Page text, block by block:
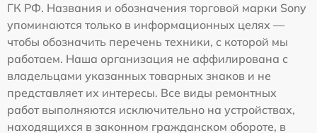
ГК РФ. Названия и обозначения торговой марки Sony
упоминаются только в информационных целях —
чтобы обозначить перечень техники, с которой мы
работаем. Наша организация не аффилирована с
владельцами указанных товарных знаков и не
представляет их интересы. Все виды ремонтных
работ выполняются исключительно на устройствах,
находящихся в законном гражданском обороте, в